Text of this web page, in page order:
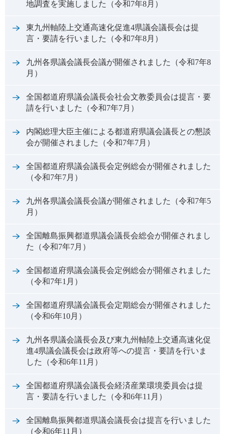
地調査を実施しました（令和7年8月）
東九州軸陸上交通高速化促進4県議会議長会は提
言・要請を行いました（令和7年8月）
九州各県議会議長会議が開催されました（令和7年8
月）
全国都道府県議会議長会社会文教委員会は提言・要
請を行いました（令和7年7月）
内閣総理大臣主催による都道府県議会議長との懇談
会が開催されました（令和7年7月）
全国都道府県議会議長会定例総会が開催されました
（令和7年7月）
九州各県議会議長会議が開催されました（令和7年5
月）
全国離島振興都道県議会議長会総会が開催されまし
た（令和7年7月）
全国都道府県議会議長会定例総会が開催されました
（令和7年1月）
全国都道府県議会議長会定期総会が開催されました
（令和6年10月）
九州各県議会議長会及び東九州軸陸上交通高速化促
進4県議会議長会は政府等への提言・要請を行いま
した（令和6年11月）
全国都道府県議会議長会経済産業環境委員会は提
言・要請を行いました（令和6年11月）
全国離島振興都道県議会議長会は提言を行いました
（令和6年11月）